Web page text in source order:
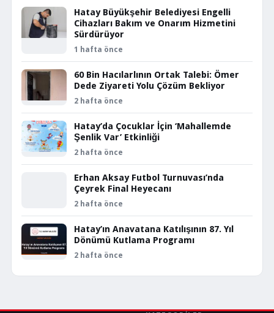
Hatay Büyükşehir Belediyesi Engelli
Cihazları Bakım ve Onarım Hizmetini
Sürdürüyor
1 hafta önce
60 Bin Hacılarlının Ortak Talebi: Ömer
Dede Ziyareti Yolu Çözüm Bekliyor
2 hafta önce
Hatay’da Çocuklar İçin ‘Mahallemde
Şenlik Var’ Etkinliği
2 hafta önce
Erhan Aksay Futbol Turnuvası’nda
Çeyrek Final Heyecanı
2 hafta önce
Hatay’ın Anavatana Katılışının 87. Yıl
Dönümü Kutlama Programı
2 hafta önce